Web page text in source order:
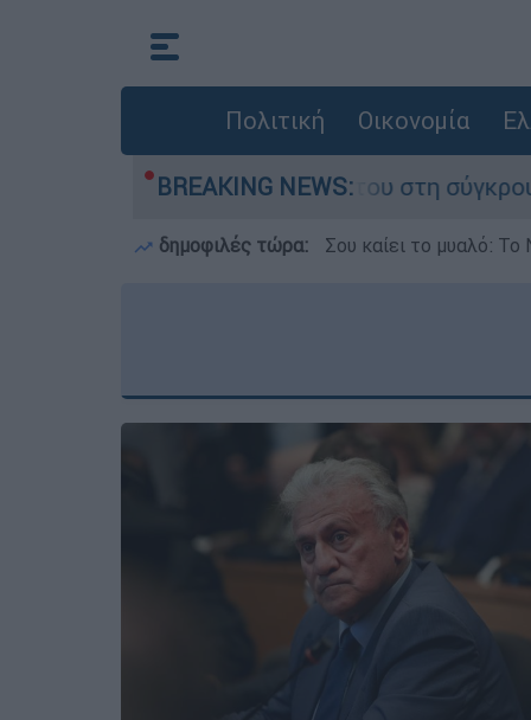
Πολιτική Οικονομία
BREAKING NEWS:
έχασε τη ζωή του στη σύγκρουση
δημοφιλές τώρα: Σου καίει το μυαλό: